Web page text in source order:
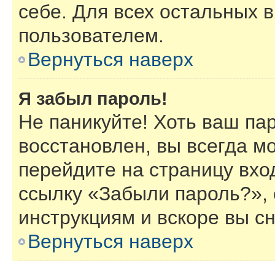
себе. Для всех остальных
пользователем.
Вернуться наверх
Я забыл пароль!
Не паникуйте! Хоть ваш
восстановлен, вы всегда
перейдите на страницу
ссылку «Забыли
инструкциям и вскоре вы
Вернуться наверх